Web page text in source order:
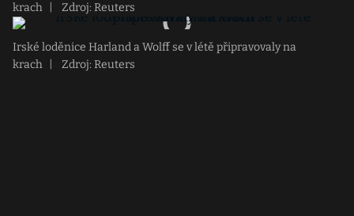
krach
Zdroj: Reuters
Irské loděnice Harland a Wolff se v létě připravovaly na
krach
Zdroj: Reuters